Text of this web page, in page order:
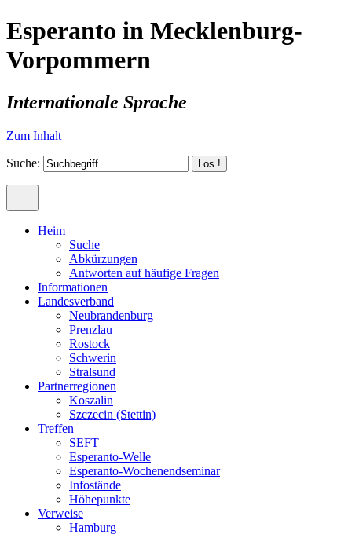
Esperanto in Mecklenburg-
Vorpommern
Internationale Sprache
Zum Inhalt
Suche:
Heim
Suche
Abkürzungen
Antworten auf häufige Fragen
Informationen
Landesverband
Neubrandenburg
Prenzlau
Rostock
Schwerin
Stralsund
Partnerregionen
Koszalin
Szczecin (Stettin)
Treffen
SEFT
Esperanto-Welle
Esperanto-Wochenendseminar
Infostände
Höhepunkte
Verweise
Hamburg